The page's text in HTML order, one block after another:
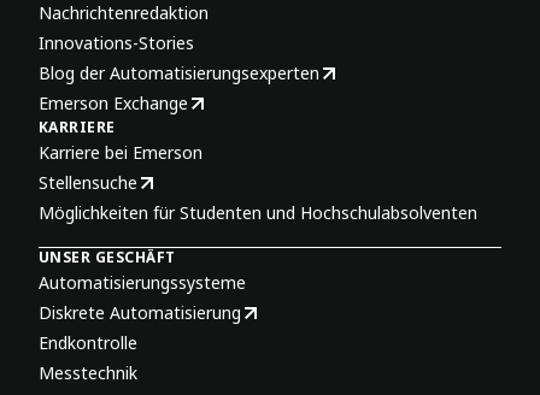
Nachrichtenredaktion
Innovations-Stories
Blog der Automatisierungsexperten
Emerson Exchange
KARRIERE
Karriere bei Emerson
Stellensuche
Möglichkeiten für Studenten und Hochschulabsolventen
UNSER GESCHÄFT
Automatisierungssysteme
Diskrete Automatisierung
Endkontrolle
Messtechnik